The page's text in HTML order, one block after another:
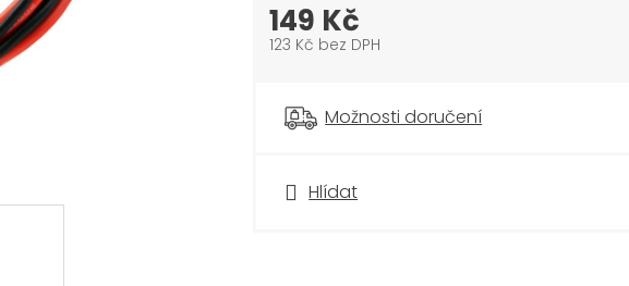
Hlídat
149 Kč
123 Kč bez DPH
Možnosti doručení